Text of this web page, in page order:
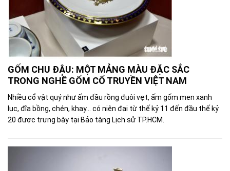
GỐM CHU ĐẬU: MỘT MẢNG MÀU ĐẶC SẮC
TRONG NGHỀ GỐM CỔ TRUYỀN VIỆT NAM
Nhiều cổ vật quý như ấm đầu rồng đuôi vẹt, ấm gốm men xanh
lục, đĩa bồng, chén, khay... có niên đại từ thế kỷ 11 đến đầu thế kỷ
20 được trưng bày tại Bảo tàng Lịch sử TP.HCM.